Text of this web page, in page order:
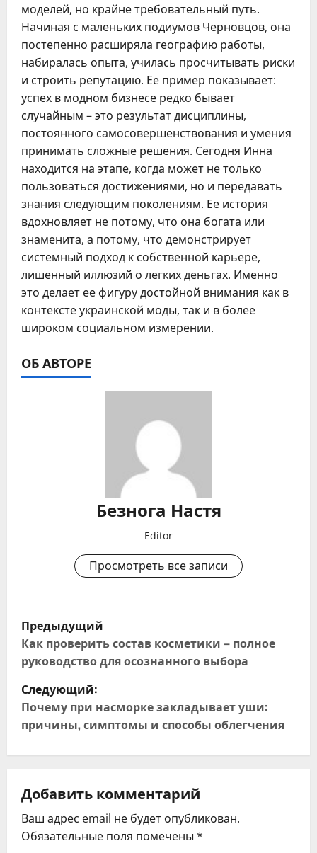
моделей, но крайне требовательный путь.
Начиная с маленьких подиумов Черновцов, она
постепенно расширяла географию работы,
набиралась опыта, училась просчитывать риски
и строить репутацию. Ее пример показывает:
успех в модном бизнесе редко бывает
случайным – это результат дисциплины,
постоянного самосовершенствования и умения
принимать сложные решения. Сегодня Инна
находится на этапе, когда может не только
пользоваться достижениями, но и передавать
знания следующим поколениям. Ее история
вдохновляет не потому, что она богата или
знаменита, а потому, что демонстрирует
системный подход к собственной карьере,
лишенный иллюзий о легких деньгах. Именно
это делает ее фигуру достойной внимания как в
контексте украинской моды, так и в более
широком социальном измерении.
ОБ АВТОРЕ
Безнога Настя
Editor
Просмотреть все записи
Н
а
в
и
г
ц
и
Предыдущий
Как проверить состав косметики – полное
руководство для осознанного выбора
Следующий:
Почему при насморке закладывает уши:
причины, симптомы и способы облегчения
Добавить комментарий
Ваш адрес email не будет опубликован.
Обязательные поля помечены *